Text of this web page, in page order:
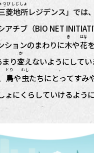
菱地所
つびしじしょ
レジデンス」では、
アチブ（BIO NET
ションのまわりに木
き
や花
はな
り変
か
えないようにして
鳥
とり
や虫
むし
たちにとってすみ
ょにくらしていけるよう